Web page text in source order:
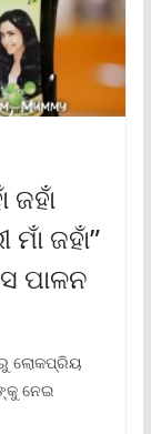
ଜହାଁ
ଜହାଁ”
ପାଳନ
ଲୋକପ୍ରିୟ
ନେଇ